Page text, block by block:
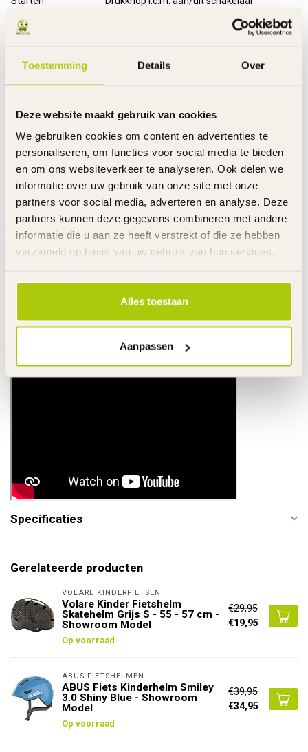
Toestemming Details Over
Deze website maakt gebruik van cookies
We gebruiken cookies om content en advertenties te
personaliseren, om functies voor social media te bieden
en om ons websiteverkeer te analyseren. Ook delen we
informatie over uw gebruik van onze site met onze
partners voor social media, adverteren en analyse. Deze
partners kunnen deze gegevens combineren met andere
informatie die u aan ze heeft verstrekt of die ze hebben
verzameld op basis van uw gebruik van hun services.
Alles toestaan
Aanpassen
Regelbaar - langzaam naar sneller
Rem
Schijfrem voor - Trommelrem achter
Voetsteunen
Metaal - inklapbaar
Laadtijd
8 Uur
Snelheid
Max. 22 km/u
Inclusief
Oplader en handleiding
Garantie product
2 Jaar m.u.v. slijtageonderdelen
Garantie accu('s)
6 Maanden
Garantie Oplader
6 Maanden
Advies
De Minibike voor het eerste gebruik 8 uur opladen.
Links
Specificaties
Gerelateerde producten
VOLARE KINDERFIETSEN
Volare Kinder Fietshelm
Skatehelm Grijs S - 55 - 57 cm -
Showroom Model
Op voorraad
€29,95
€19,95
ABUS FIETSHELMEN
ABUS Fiets Kinderhelm Smiley
3.0 Shiny Blue - Showroom
Model
Op voorraad
€39,95
€34,95